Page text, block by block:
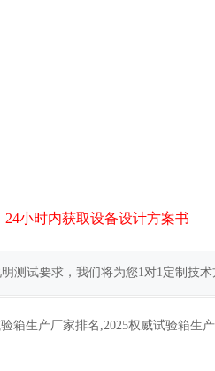
24小时内获取设备设计方案书
测试要求，我们将为您1对1定制技术
箱生产厂家排名,2025权威试验箱生